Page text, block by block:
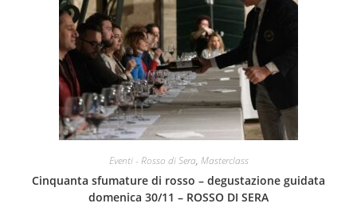
Eventi - Rosso di Sera, Masterclass
Cinquanta sfumature di rosso – degustazione guidata
domenica 30/11 – ROSSO DI SERA